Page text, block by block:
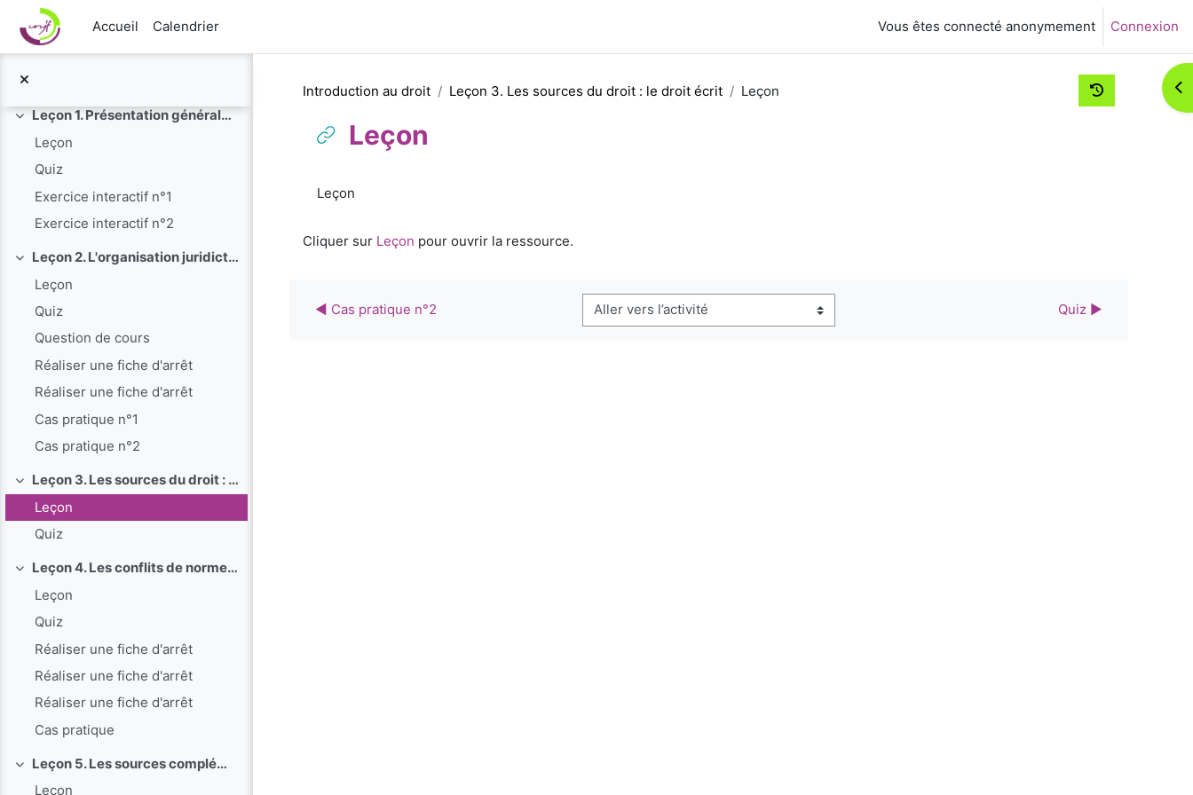
Passer au contenu principal
Accueil
Calendrier Vous êtes connecté anonymement Connexion
Le portail du justiciable
Replier
Leçon 1. Présentation générale du droit
Leçon
Quiz
Exercice interactif n°1
Exercice interactif n°2
Replier
Leçon 2. L'organisation juridictionnelle
Leçon
Quiz
Question de cours
Réaliser une fiche d'arrêt
Réaliser une fiche d'arrêt
Cas pratique n°1
Cas pratique n°2
Replier
Leçon 3. Les sources du droit : le droit écrit
Leçon
Quiz
Replier
Leçon 4. Les conflits de normes de droit écrit
Leçon
Quiz
Réaliser une fiche d'arrêt
Réaliser une fiche d'arrêt
Réaliser une fiche d'arrêt
Cas pratique
Replier
Leçon 5. Les sources complémentaires du droit
Leçon
Introduction au droit Leçon 3. Les sources du droit : le droit écrit Leçon
Leçon
Leçon
Cliquer sur Leçon pour ouvrir la ressource.
◀︎ Cas pratique n°2 Aller vers l’activité Quiz ▶︎